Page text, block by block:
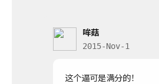
哞菇
2015-Nov-1
这个逼可是满分的！